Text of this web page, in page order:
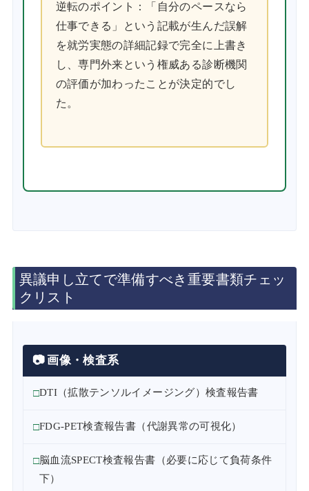
逆転のポイント：「自分のペースなら
仕事できる」という記載が生んだ誤解
を就労実態の詳細記録で完全に上書き
し、専門外来という権威ある診断機関
の評価が加わったことが決定的でし
た。
異議申し立てで準備すべき重要書類チェッ
クリスト
📷 画像・検査系
DTI（拡散テンソルイメージング）検査報告書
FDG-PET検査報告書（代謝異常の可視化）
脳血流SPECT検査報告書（必要に応じて負荷条件
下）